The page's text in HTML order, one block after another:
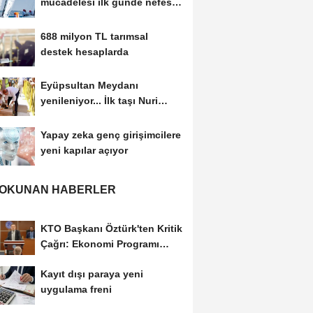
688 milyon TL tarımsal
destek hesaplarda
Eyüpsultan Meydanı
yenileniyor... İlk taşı Nuri
Yapay zeka genç girişimcilere
yeni kapılar açıyor
HABERLER
KTO Başkanı Öztürk'ten Kritik
Çağrı: Ekonomi Programı
Kayıt dışı paraya yeni
uygulama freni